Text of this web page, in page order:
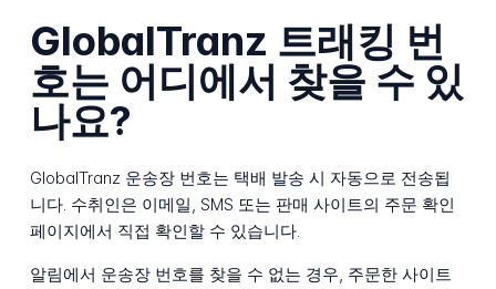
GlobalTranz 트래킹 번
호는 어디에서 찾을 수 있
나요?
GlobalTranz 운송장 번호는 택배 발송 시 자동으로 전송됩
니다. 수취인은 이메일, SMS 또는 판매 사이트의 주문 확인
페이지에서 직접 확인할 수 있습니다.
알림에서 운송장 번호를 찾을 수 없는 경우, 주문한 사이트